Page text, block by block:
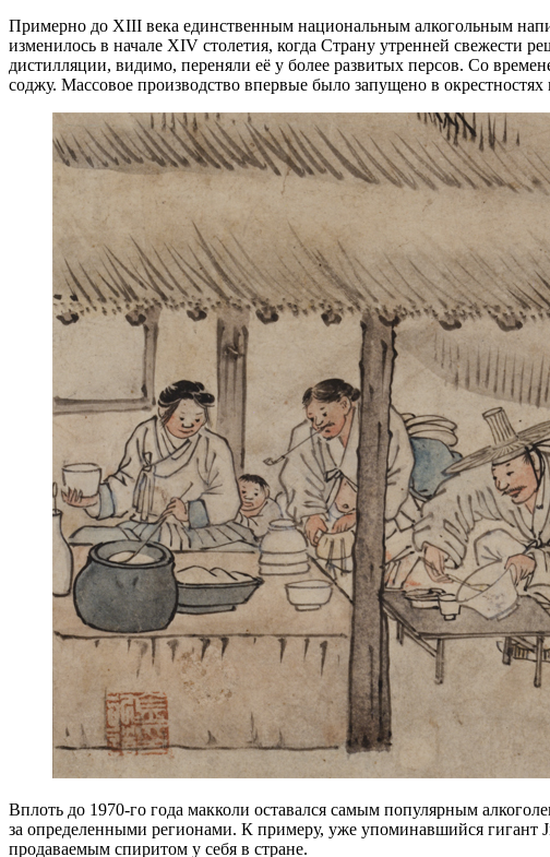
Примерно до XIII века единственным национальным алкогольным
изменилось в начале XIV столетия, когда Страну утренней свежести
дистилляции, видимо, переняли её у более развитых персов. Со
соджу. Массовое производство впервые было запущено в
Вплоть до 1970-го года макколи оставался самым популярным
за определенными регионами. К примеру, уже упоминавшийся гигант
продаваемым спиритом у себя в стране.